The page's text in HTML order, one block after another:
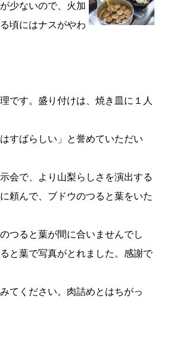
少ないので、火加
頃にはナスがやわ
です。盛り付けは、焼き皿に１人
すばらしい」と誉めていただい
会で、より山梨らしさを演出する
頼んで、ブドウのつると葉をいた
つると葉が間に合いませんでし
と葉で写真がとれました。感謝で
てください。肉詰めとはちがっ